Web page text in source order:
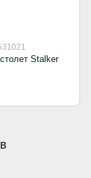
Stalker